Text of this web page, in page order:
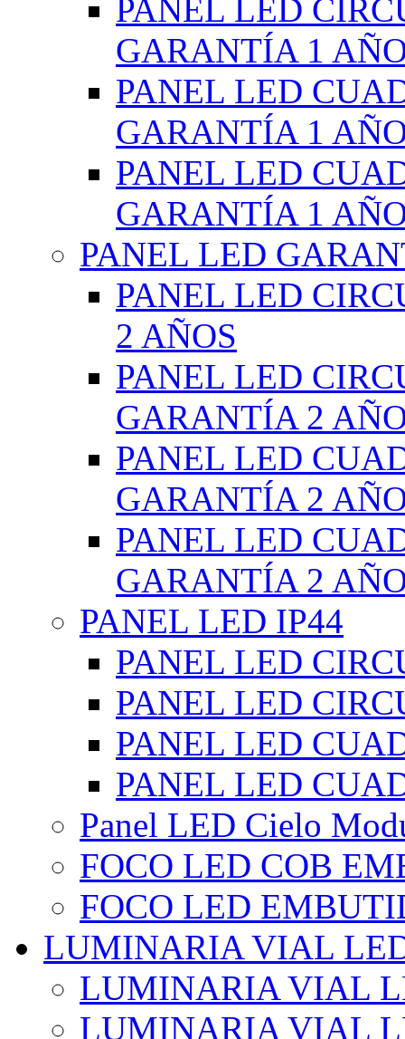
PANEL LED
GARANTÍA 1
PANEL LED
GARANTÍA 1
PANEL LED
GARANTÍA 1
PANEL LED
PANEL LED
2 AÑOS
PANEL LED
GARANTÍA 2
PANEL LED
GARANTÍA 2
PANEL LED
GARANTÍA 2
PANEL LED IP44
PANEL LED
PANEL LED
PANEL LED
PANEL LED
Panel LED Cielo
FOCO LED COB
FOCO LED
LUMINARIA VIAL
LUMINARIA VIAL
LUMINARIA VIAL